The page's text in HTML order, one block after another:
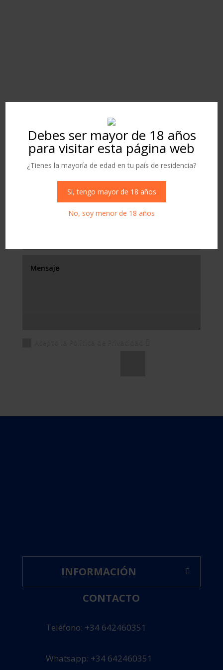
Debes ser mayor de 18 años
para visitar esta página web
¿Tienes la mayoría de edad en tu país de residencia?
Si, tengo mayor de 18 años
No, soy menor de 18 años
FORMULARIO DE
CONTACTO
Acepto la Política de Privacidad
INFORMACIÓN
CONTACTO
Teléfono: +34 642460351
Whatsapp: +34 642460351